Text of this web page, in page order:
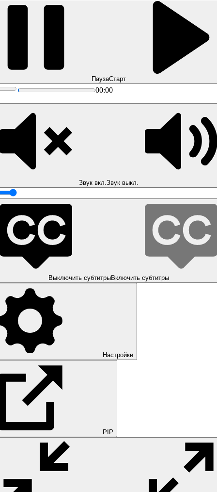
ПаузаСтарт
00:00
Звук вкл.Звук выкл.
Выключить субтитрыВключить субтитры
Настройки
PIP